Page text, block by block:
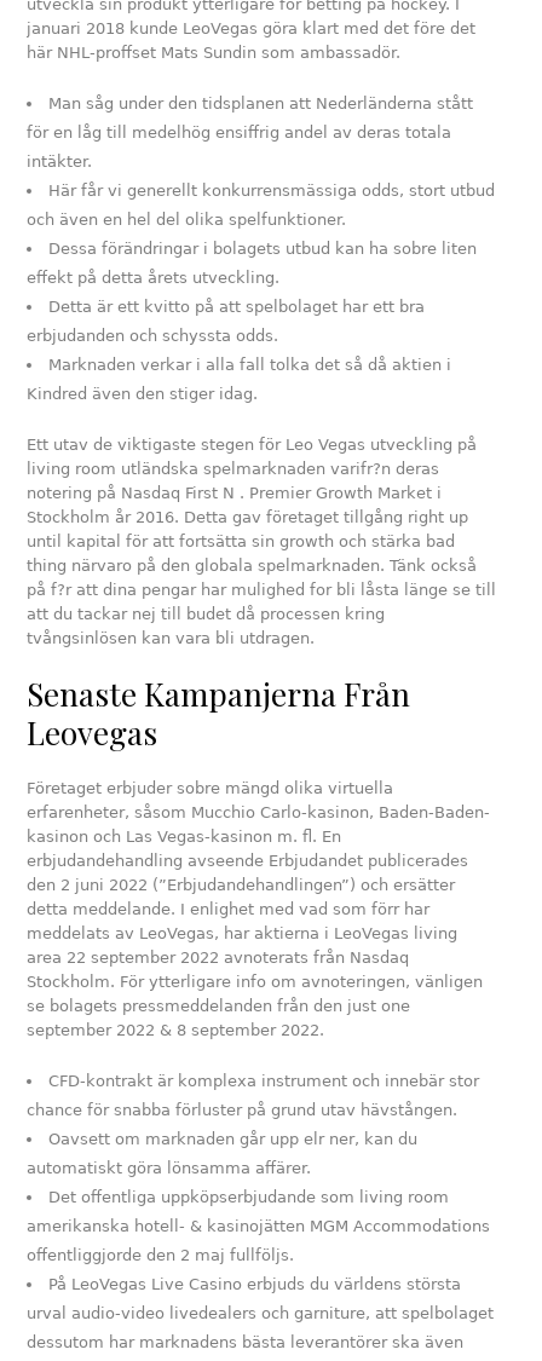
utveckla sin produkt ytterligare för betting på hockey. I
januari 2018 kunde LeoVegas göra klart med det före det
här NHL-proffset Mats Sundin som ambassadör.
Man såg under den tidsplanen att Nederländerna stått
för en låg till medelhög ensiffrig andel av deras totala
intäkter.
Här får vi generellt konkurrensmässiga odds, stort utbud
och även en hel del olika spelfunktioner.
Dessa förändringar i bolagets utbud kan ha sobre liten
effekt på detta årets utveckling.
Detta är ett kvitto på att spelbolaget har ett bra
erbjudanden och schyssta odds.
Marknaden verkar i alla fall tolka det så då aktien i
Kindred även den stiger idag.
Ett utav de viktigaste stegen för Leo Vegas utveckling på
living room utländska spelmarknaden varifr?n deras
notering på Nasdaq First N . Premier Growth Market i
Stockholm år 2016. Detta gav företaget tillgång right up
until kapital för att fortsätta sin growth och stärka bad
thing närvaro på den globala spelmarknaden. Tänk också
på f?r att dina pengar har mulighed for bli låsta länge se till
att du tackar nej till budet då processen kring
tvångsinlösen kan vara bli utdragen.
Senaste Kampanjerna Från
Leovegas
Företaget erbjuder sobre mängd olika virtuella
erfarenheter, såsom Mucchio Carlo-kasinon, Baden-Baden-
kasinon och Las Vegas-kasinon m. fl. En
erbjudandehandling avseende Erbjudandet publicerades
den 2 juni 2022 (”Erbjudandehandlingen”) och ersätter
detta meddelande. I enlighet med vad som förr har
meddelats av LeoVegas, har aktierna i LeoVegas living
area 22 september 2022 avnoterats från Nasdaq
Stockholm. För ytterligare info om avnoteringen, vänligen
se bolagets pressmeddelanden från den just one
september 2022 & 8 september 2022.
CFD-kontrakt är komplexa instrument och innebär stor
chance för snabba förluster på grund utav hävstången.
Oavsett om marknaden går upp elr ner, kan du
automatiskt göra lönsamma affärer.
Det offentliga uppköpserbjudande som living room
amerikanska hotell- & kasinojätten MGM Accommodations
offentliggjorde den 2 maj fullföljs.
På LeoVegas Live Casino erbjuds du världens största
urval audio-video livedealers och garniture, att spelbolaget
dessutom har marknadens bästa leverantörer ska även